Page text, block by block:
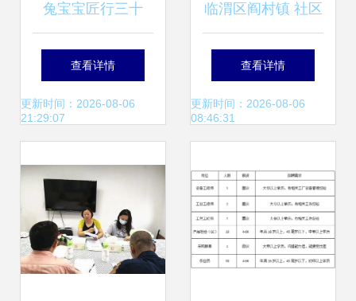
兔宝宝匠行三十
载，为家装品质保
驾护航
查看详情
更新时间：2026-08-06
21:29:07
临渭区阎村镇 社区
工厂圆了群众家门
口的就业梦
查看详情
更新时间：2026-08-06
08:46:31